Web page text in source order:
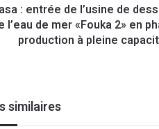
: entrée de l’usine de
l’eau de mer «Fouka 2» en
production à pleine
similaires